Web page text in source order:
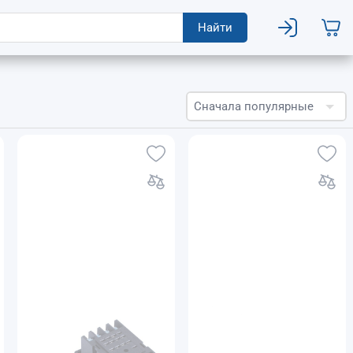
Найти
Сначала популярные